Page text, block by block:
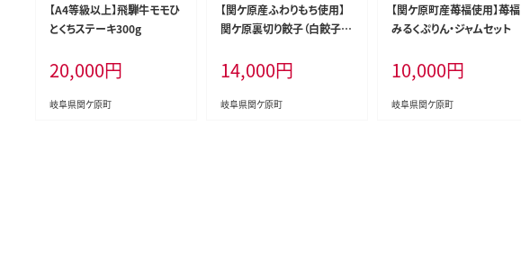
【A4等級以上】飛騨牛モモひ
とくちステーキ300g
20,000円
岐阜県関ケ原町
【関ケ原産ふわりもち使用】
関ケ原裏切り餃子（白餃子50
14,000円
岐阜県関ケ原町
【関ケ原町産苺福使用】苺福
みるくぷりん・ジャムセット
10,000円
岐阜県関ケ原町